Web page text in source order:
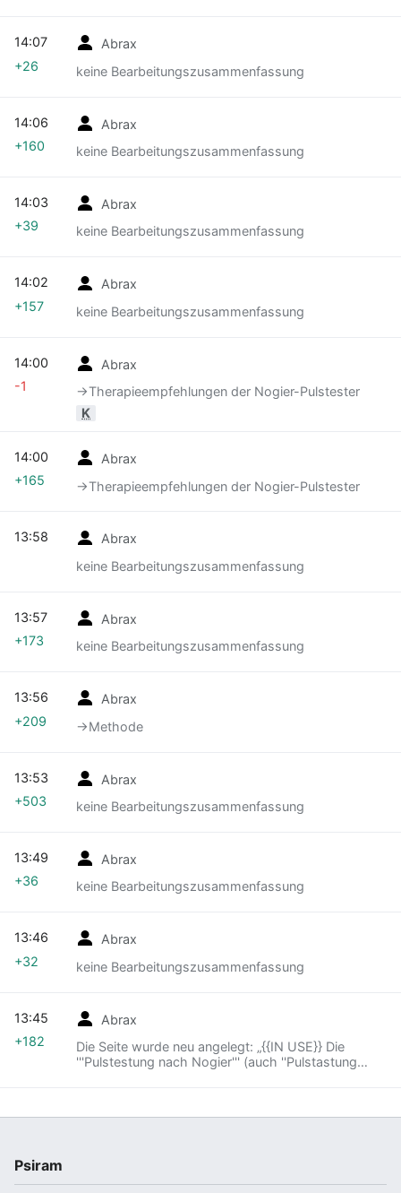
Abrax
keine Bearbeitungszusammenfassung
14:07
+26
Abrax
keine Bearbeitungszusammenfassung
14:06
+160
Abrax
keine Bearbeitungszusammenfassung
14:03
+39
Abrax
keine Bearbeitungszusammenfassung
14:02
+157
Abrax
→‎Therapieempfehlungen der Nogier-Pulstester
K
14:00
-1
Abrax
→‎Therapieempfehlungen der Nogier-Pulstester
14:00
+165
Abrax
keine Bearbeitungszusammenfassung
13:58
Abrax
keine Bearbeitungszusammenfassung
13:57
+173
Abrax
→‎Methode
13:56
+209
Abrax
keine Bearbeitungszusammenfassung
13:53
+503
Abrax
keine Bearbeitungszusammenfassung
13:49
+36
Abrax
keine Bearbeitungszusammenfassung
13:46
+32
Abrax
Die Seite wurde neu angelegt: „{{IN USE}} Die
'''Pulstestung nach Nogier''' (auch ''Pulstastung
13:45
+182
Psiram